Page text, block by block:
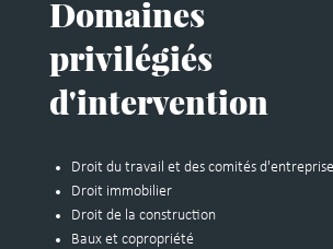
Domaines
privilégiés
d'intervention
Droit du travail et des comités d'entreprise
Droit immobilier
Droit de la construction
Baux et copropriété